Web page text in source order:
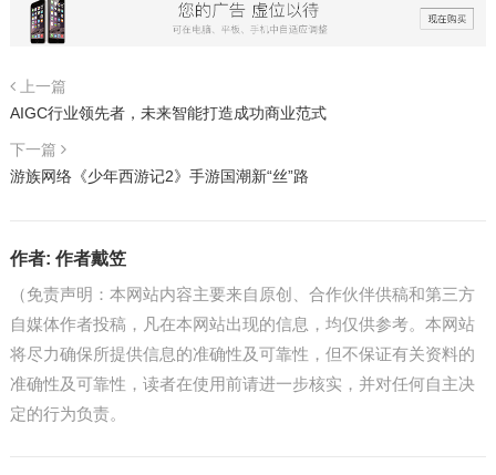
上一篇
AIGC行业领先者，未来智能打造成功商业范式
下一篇
游族网络《少年西游记2》手游国潮新“丝”路
作者: 作者戴笠
（免责声明：本网站内容主要来自原创、合作伙伴供稿和第三方
自媒体作者投稿，凡在本网站出现的信息，均仅供参考。本网站
将尽力确保所提供信息的准确性及可靠性，但不保证有关资料的
准确性及可靠性，读者在使用前请进一步核实，并对任何自主决
定的行为负责。